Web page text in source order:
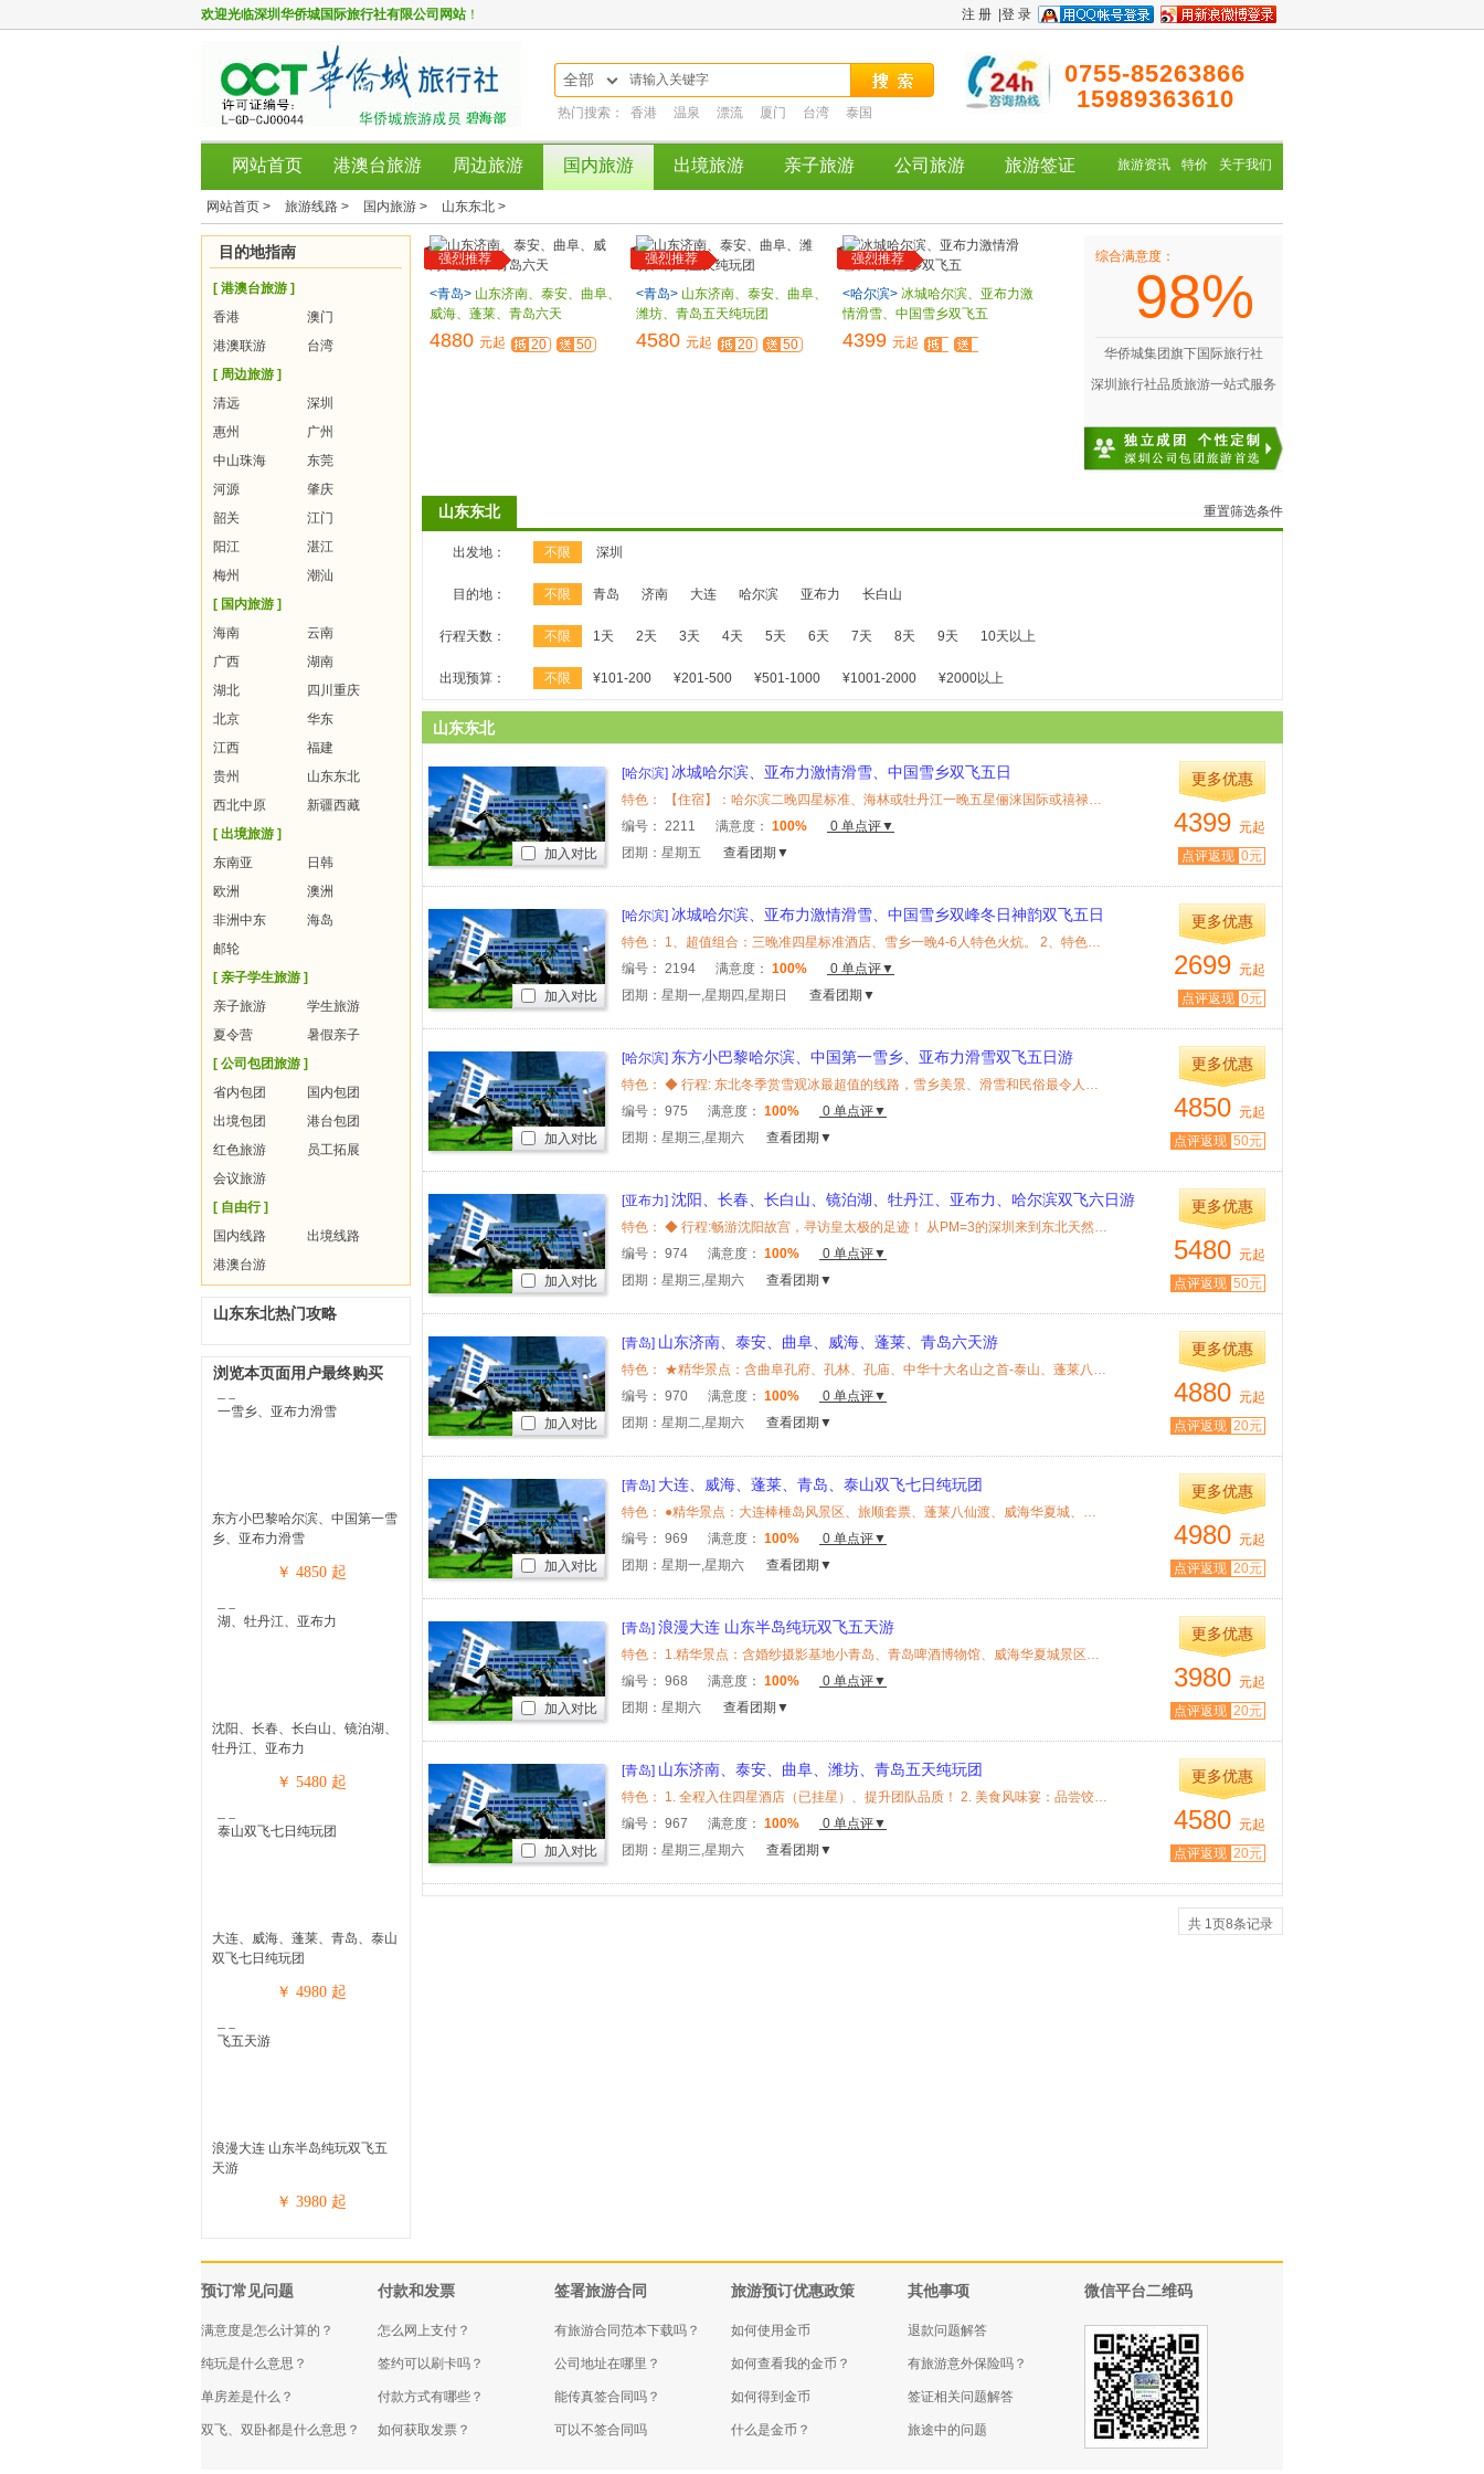
欢迎光临深圳华侨城国际旅行社有限公司网站！ 登 录
注 册
全部
热门搜索： 香港 温泉 漂流 厦门 台湾 泰国
0755-85263866
15989363610
网站首页 港澳台旅游 周边旅游 国内旅游 出境旅游 亲子旅游 公司旅游 旅游签证 关于我们
特价
旅游资讯
网站首页 > 旅游线路 > 国内旅游 > 山东东北 >
目的地指南
[ 港澳台旅游 ]
香港
澳门
港澳联游
台湾
[ 周边旅游 ]
清远
深圳
惠州
广州
中山珠海
东莞
河源
肇庆
韶关
江门
阳江
湛江
梅州
潮汕
[ 国内旅游 ]
海南
云南
广西
湖南
湖北
四川重庆
北京
华东
江西
福建
贵州
山东东北
西北中原
新疆西藏
[ 出境旅游 ]
东南亚
日韩
欧洲
澳洲
非洲中东
海岛
邮轮
[ 亲子学生旅游 ]
亲子旅游
学生旅游
夏令营
暑假亲子
[ 公司包团旅游 ]
省内包团
国内包团
出境包团
港台包团
红色旅游
员工拓展
会议旅游
[ 自由行 ]
国内线路
出境线路
港澳台游
山东东北热门攻略
浏览本页面用户最终购买
东方小巴黎哈尔滨、中国第一雪
乡、亚布力滑雪
￥ 4850 起
沈阳、长春、长白山、镜泊湖、
牡丹江、亚布力
￥ 5480 起
大连、威海、蓬莱、青岛、泰山
双飞七日纯玩团
￥ 4980 起
浪漫大连 山东半岛纯玩双飞五
天游
￥ 3980 起
强烈推荐
<青岛> 山东济南、泰安、曲阜、
威海、蓬莱、青岛六天
4880 元起 20 50
强烈推荐
<青岛> 山东济南、泰安、曲阜、
潍坊、青岛五天纯玩团
4580 元起 20 50
强烈推荐
<哈尔滨> 冰城哈尔滨、亚布力激
情滑雪、中国雪乡双飞五
4399 元起
综合满意度：
98%
华侨城集团旗下国际旅行社
深圳旅行社品质旅游一站式服务
山东东北 重置筛选条件
出发地： 不限 深圳
目的地： 不限 青岛 济南 大连 哈尔滨 亚布力 长白山
行程天数： 不限 1天 2天 3天 4天 5天 6天 7天 8天 9天 10天以上
出现预算： 不限 ¥101-200 ¥201-500 ¥501-1000 ¥1001-2000 ¥2000以上
山东东北
[哈尔滨] 冰城哈尔滨、亚布力激情滑雪、中国雪乡双飞五日
特色： 【住宿】：哈尔滨二晚四星标准、海林或牡丹江一晚五星俪涞国际或禧禄达或...
编号： 2211 满意度： 100%
0 单点评▼
团期：星期五
查看团期▼
更多优惠
4399 元起
点评返现 0元
加入对比
[哈尔滨] 冰城哈尔滨、亚布力激情滑雪、中国雪乡双峰冬日神韵双飞五日
特色： 1、超值组合：三晚准四星标准酒店、雪乡一晚4-6人特色火炕。 2、特色风味：...
编号： 2194 满意度： 100%
0 单点评▼
团期：星期一,星期四,星期日
查看团期▼
更多优惠
2699 元起
点评返现 0元
加入对比
[哈尔滨] 东方小巴黎哈尔滨、中国第一雪乡、亚布力滑雪双飞五日游
特色： ◆ 行程: 东北冬季赏雪观冰最超值的线路，雪乡美景、滑雪和民俗最令人向往...
编号： 975 满意度： 100%
0 单点评▼
团期：星期三,星期六
查看团期▼
更多优惠
4850 元起
点评返现 50元
加入对比
[亚布力] 沈阳、长春、长白山、镜泊湖、牡丹江、亚布力、哈尔滨双飞六日游
特色： ◆ 行程:畅游沈阳故宫，寻访皇太极的足迹！ 从PM=3的深圳来到东北天然大氧吧...
编号： 974 满意度： 100%
0 单点评▼
团期：星期三,星期六
查看团期▼
更多优惠
5480 元起
点评返现 50元
加入对比
[青岛] 山东济南、泰安、曲阜、威海、蓬莱、青岛六天游
特色： ★精华景点：含曲阜孔府、孔林、孔庙、中华十大名山之首-泰山、蓬莱八仙过...
编号： 970 满意度： 100%
0 单点评▼
团期：星期二,星期六
查看团期▼
更多优惠
4880 元起
点评返现 20元
加入对比
[青岛] 大连、威海、蓬莱、青岛、泰山双飞七日纯玩团
特色： ●精华景点：大连棒棰岛风景区、旅顺套票、蓬莱八仙渡、威海华夏城、小青...
编号： 969 满意度： 100%
0 单点评▼
团期：星期一,星期六
查看团期▼
更多优惠
4980 元起
点评返现 20元
加入对比
[青岛] 浪漫大连 山东半岛纯玩双飞五天游
特色： 1.精华景点：含婚纱摄影基地小青岛、青岛啤酒博物馆、威海华夏城景区、八仙...
编号： 968 满意度： 100%
0 单点评▼
团期：星期六
查看团期▼
更多优惠
3980 元起
点评返现 20元
加入对比
[青岛] 山东济南、泰安、曲阜、潍坊、青岛五天纯玩团
特色： 1. 全程入住四星酒店（已挂星）、提升团队品质！ 2. 美食风味宴：品尝饺子宴...
编号： 967 满意度： 100%
0 单点评▼
团期：星期三,星期六
查看团期▼
更多优惠
4580 元起
点评返现 20元
加入对比
共 1页8条记录
预订常见问题
满意度是怎么计算的？
纯玩是什么意思？
单房差是什么？
双飞、双卧都是什么意思？
付款和发票
怎么网上支付？
签约可以刷卡吗？
付款方式有哪些？
如何获取发票？
签署旅游合同
有旅游合同范本下载吗？
公司地址在哪里？
能传真签合同吗？
可以不签合同吗
旅游预订优惠政策
如何使用金币
如何查看我的金币？
如何得到金币
什么是金币？
其他事项
退款问题解答
有旅游意外保险吗？
签证相关问题解答
旅途中的问题
微信平台二维码